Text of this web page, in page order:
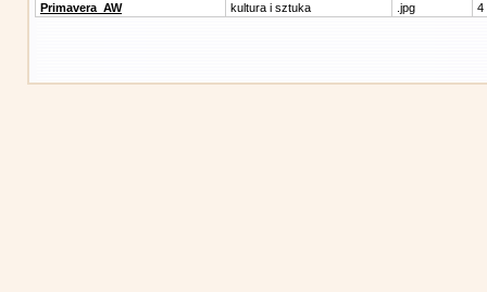
Primavera_AW
kultura i sztuka .jpg 4